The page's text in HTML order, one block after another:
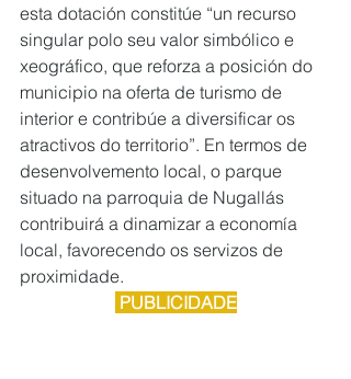
esta dotación constitúe “un recurso
singular polo seu valor simbólico e
xeográfico, que reforza a posición do
municipio na oferta de turismo de
interior e contribúe a diversificar os
atractivos do territorio”. En termos de
desenvolvemento local, o parque
situado na parroquia de Nugallás
contribuirá a dinamizar a economía
local, favorecendo os servizos de
proximidade.
PUBLICIDADE